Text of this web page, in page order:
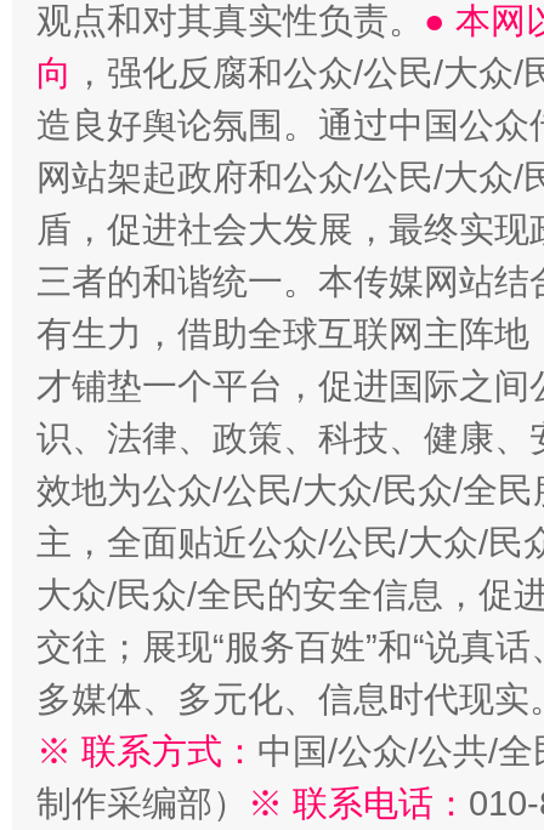
观点和对其真实性负责。 ● 本网
向 ，强化反腐和公众/公民/大众
造良好舆论氛围。通过中国公
网站架起政府和公众/公民/大众
盾，促进社会大发展，最终实
三者的和谐统一。本传媒网站
有生力，借助全球互联网主阵
才铺垫一个平台，促进国际之
识、法律、政策、科技、健康
效地为公众/公民/大众/民众/全
主，全面贴近公众/公民/大众/民
大众/民众/全民的安全信息，促
交往；展现“服务百姓”和“说真
多媒体、多元化、信息时代现实
※ 联系方式： 中国/公众/公共/
制作采编部）
※ 联系电话：